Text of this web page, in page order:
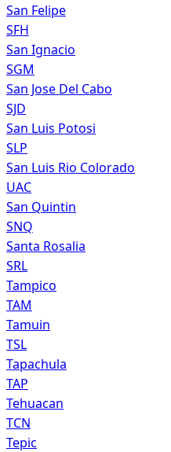
San Felipe
SFH
San Ignacio
SGM
San Jose Del Cabo
SJD
San Luis Potosi
SLP
San Luis Rio Colorado
UAC
San Quintin
SNQ
Santa Rosalia
SRL
Tampico
TAM
Tamuin
TSL
Tapachula
TAP
Tehuacan
TCN
Tepic